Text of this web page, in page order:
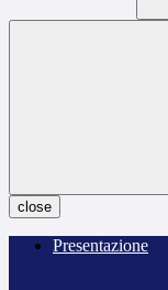
close
Presentazione